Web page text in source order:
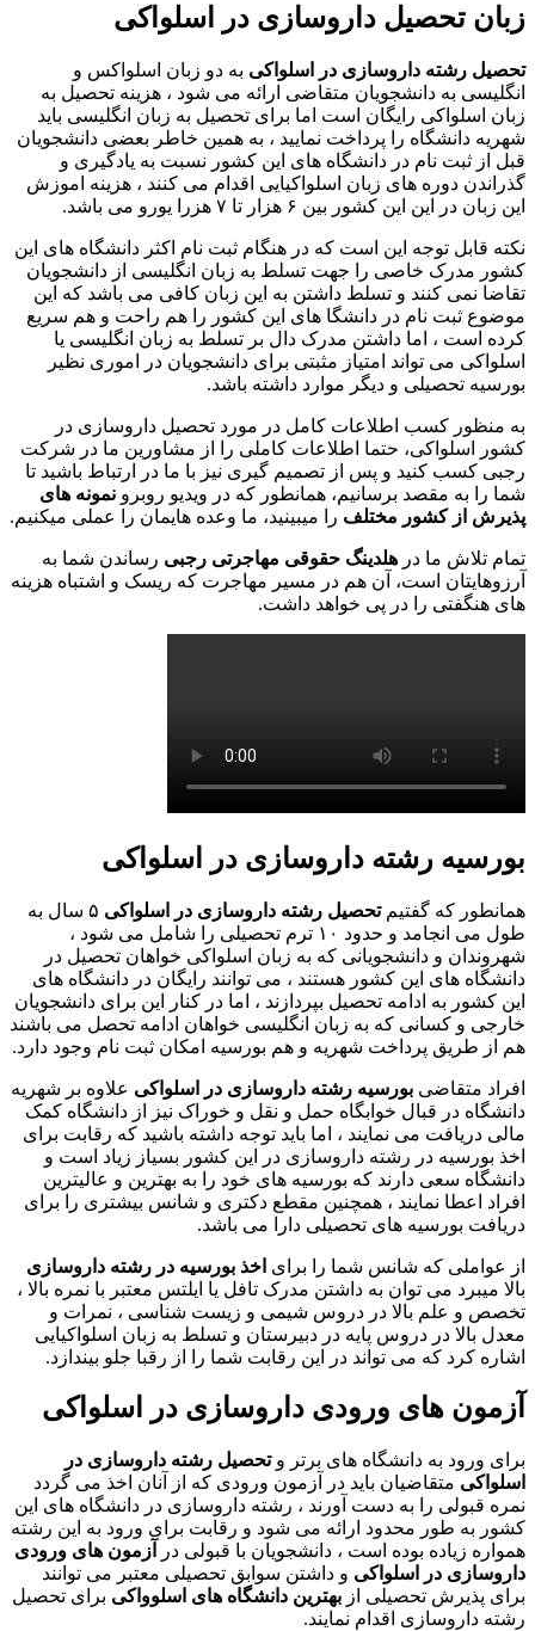
زبان تحصیل داروسازی در اسلواکی
تحصیل رشته داروسازی در اسلواکی به دو زبان اسلواکس و
انگلیسی به دانشجویان متقاضی ارائه می شود ، هزینه تحصیل به
زبان اسلواکی رایگان است اما برای تحصیل به زبان انگلیسی باید
شهریه دانشگاه را پرداخت نمایید ، به همین خاطر بعضی دانشجویان
قبل از ثبت نام در دانشگاه های این کشور نسبت به یادگیری و
گذراندن دوره های زبان اسلواکیایی اقدام می کنند ، هزینه اموزش
این زبان در این این کشور بین ۶ هزار تا ۷ هزرا یورو می باشد.
نکته قابل توجه این است که در هنگام ثبت نام اکثر دانشگاه های این
کشور مدرک خاصی را جهت تسلط به زبان انگلیسی از دانشجویان
تقاضا نمی کنند و تسلط داشتن به این زبان کافی می باشد که این
موضوع ثبت نام در دانشگا های این کشور را هم راحت و هم سریع
کرده است ، اما داشتن مدرک دال بر تسلط به زبان انگلیسی یا
اسلواکی می تواند امتیاز مثبتی برای دانشجویان در اموری نظیر
بورسیه تحصیلی و دیگر موارد داشته باشد.
به منظور کسب اطلاعات کامل در مورد تحصیل داروسازی در
کشور اسلواکی، حتما اطلاعات کاملی را از مشاورین ما در شرکت
رجبی کسب کنید و پس از تصمیم گیری نیز با ما در ارتباط باشید تا
شما را به مقصد برسانیم، همانطور که در ویدیو روبرو نمونه های
پذیرش از کشور مختلف را میبینید، ما وعده هایمان را عملی میکنیم.
تمام تلاش ما در هلدینگ حقوقی مهاجرتی رجبی رساندن شما به
آرزوهایتان است، آن هم در مسیر مهاجرت که ریسک و اشتباه هزینه
های هنگفتی را در پی خواهد داشت.
بورسیه رشته داروسازی در اسلواکی
همانطور که گفتیمتحصیل رشته داروسازی در اسلواکی
۵ سال به
طول می انجامد و حدود ۱۰ ترم تحصیلی را شامل می شود ،
شهروندان و دانشجویانی که به زبان اسلواکی خواهان تحصیل در
دانشگاه های این کشور هستند ، می توانند رایگان در دانشگاه های
این کشور به ادامه تحصیل بپردازند ، اما در کنار این برای دانشجویان
خارجی و کسانی که به زبان انگلیسی خواهان ادامه تحصل می باشند
هم از طریق پرداخت شهریه و هم بورسیه امکان ثبت نام وجود دارد.
افراد متقاضی بورسیه رشته داروسازی در اسلواکی علاوه بر شهریه
دانشگاه در قبال خوابگاه حمل و نقل و خوراک نیز از دانشگاه کمک
مالی دریافت می نمایند ، اما باید توجه داشته باشید که رقابت برای
اخذ بورسیه در رشته داروسازی در این کشور بسیاز زیاد است و
دانشگاه سعی دارند که بورسیه های خود را به بهترین و عالیترین
افراد اعطا نمایند ، همچنین مقطع دکتری و شانس بیشتری را برای
دریافت بورسیه های تحصیلی دارا می باشد.
از عواملی که شانس شما را برای اخذ بورسیه در رشته داروسازی
بالا میبرد می توان به داشتن مدرک تافل یا ایلتس معتبر با نمره بالا ،
تخصص و علم بالا در دروس شیمی و زیست شناسی ، نمرات و
معدل بالا در دروس پایه در دبیرستان و تسلط به زبان اسلواکیایی
اشاره کرد که می تواند در این رقابت شما را از رقبا جلو بیندازد.
آزمون های ورودی داروسازی در اسلواکی
برای ورود به دانشگاه های برتر وتحصیل رشته داروسازی در
اسلواکی متقاضیان باید در آزمون ورودی که از آنان اخذ می گردد
نمره قبولی را به دست آورند ، رشته داروسازی در دانشگاه های این
کشور به طور محدود ارائه می شود و رقابت برای ورود به این رشته
همواره زیاده بوده است ، دانشجویان با قبولی در
آزمون های ورودی
داروسازی در اسلواکی و داشتن سوابق تحصیلی معتبر می توانند
برای پذیرش تحصیلی از بهترین دانشگاه های اسلوواکی برای تحصیل
رشته داروسازی اقدام نمایند.